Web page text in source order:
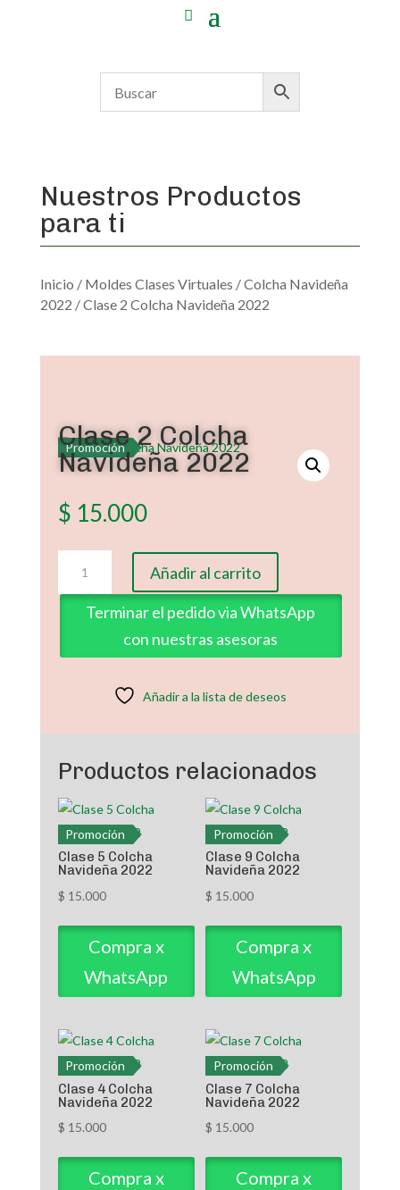
Nuestros Productos
para ti
Inicio / Moldes Clases Virtuales /Colcha Navideña
2022 / Clase 2 Colcha Navideña 2022
Promoción
Clase 2 Colcha
Navideña 2022
$ 15.000
Colcha
Navideña
cantidad
Añadir al carrito
Terminar el pedido via WhatsApp
con nuestras asesoras
Añadir a la lista de deseos
Productos relacionados
Promoción
Clase 5 Colcha
Navideña 2022
$ 15.000
Compra x
WhatsApp
Promoción
Clase 9 Colcha
Navideña 2022
$ 15.000
Compra x
WhatsApp
Promoción
Clase 4 Colcha
Navideña 2022
$ 15.000
Compra x
Promoción
Clase 7 Colcha
Navideña 2022
$ 15.000
Compra x